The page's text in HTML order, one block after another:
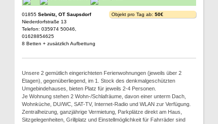
01855 Sebnitz, OT Saupsdorf
Niederdorfstraße 13
Telefon: 035974 50046,
01628854625
8 Betten + zusätzlich Aufbettung
Objekt pro Tag ab: 50€
Unsere 2 gemütlich eingerichteten Ferienwohnungen (jeweils über 2
Etagen), gegenüberliegend, im 1. Stock des denkmalgeschützten
Umgebindehauses, bieten Platz für jeweils 2-4 Personen.
Je Wohnung stehen 2 Wohn-/Schlafräume, davon einer unterm Dach,
Wohnküche, DU/WC, SAT-TV, Internet-Radio und WLAN zur Verfügung.
Zentralheizung, ganzjährige Vermietung, Parkplätze direkt am Haus,
Sitzgelegenheiten, Grillplatz und Einstellmöglichkeit für Fahrräder sind